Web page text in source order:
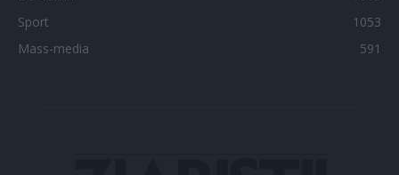
Sport
1053
Mass-media
591